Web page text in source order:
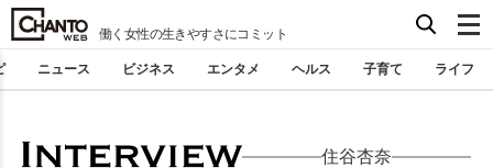
働く女性の生きやすさにコミット
ニュース ビジネス エンタメ ヘルス 子育て ライフ
住谷杏奈